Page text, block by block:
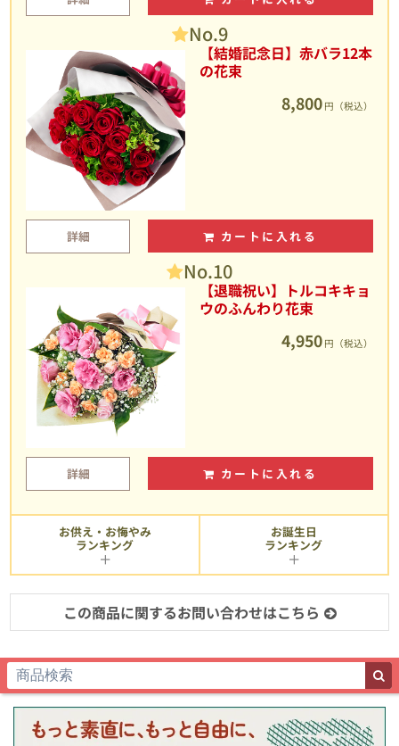
No.9
【結婚記念日】赤バラ12本
の花束
8,800 円（税込）
詳細 カートに入れる
No.10
【退職祝い】トルコキキョ
ウのふんわり花束
4,950 円（税込）
詳細 カートに入れる
お供え・お悔やみ
ランキング
お誕生日
ランキング
この商品に関するお問い合わせはこちら